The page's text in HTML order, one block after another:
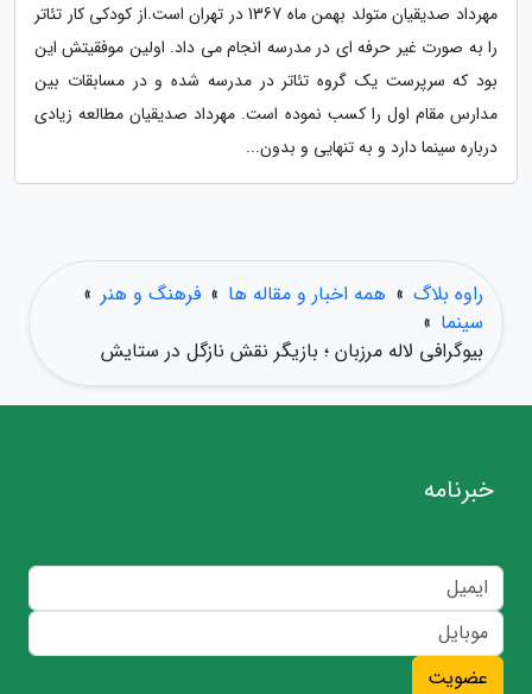
مهرداد صدیقیان متولد بهمن ماه 1367 در تهران است.از کودکی کار تئاتر
را به صورت غیر حرفه ای در مدرسه انجام می داد. اولین موفقیتش این
بود که سرپرست یک گروه تئاتر در مدرسه شده و در مسابقات بین
مدارس مقام اول را کسب نموده است. مهرداد صدیقیان مطالعه زیادی
درباره سینما دارد و به تنهایی و بدون...
راوه بلاگ » همه اخبار و مقاله ها » فرهنگ و هنر »
سینما »
بیوگرافی لاله مرزبان ؛ بازیگر نقش نازگل در ستایش
خبرنامه
عضویت